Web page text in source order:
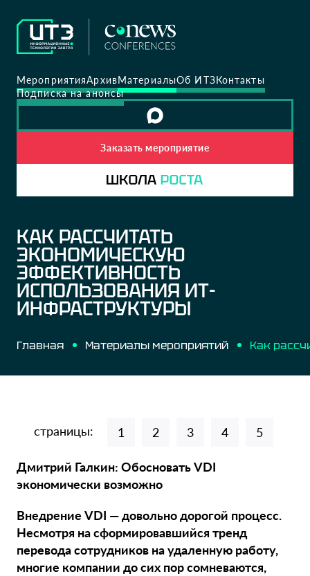
МероприятияАрхивМатериалыОб ИТЗКонтакты
Подписка на анонсы
Заказать мероприятие
КАК РАССЧИТАТЬ
ЭКОНОМИЧЕСКУЮ
ЭФФЕКТИВНОСТЬ
ИСПОЛЬЗОВАНИЯ ИТ-
ИНФРАСТРУКТУРЫ
Главная Материалы мероприятий
страницы: 1 2 3 4 5
Дмитрий Галкин: Обосновать VDI
экономически возможно
Внедрение VDI — довольно дорогой процесс.
Несмотря на сформировавшийся тренд
перевода сотрудников на удаленную работу,
многие компании до сих пор сомневаются,